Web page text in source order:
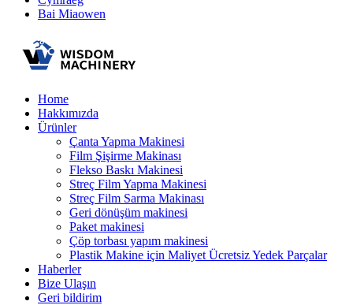
Bai Miaowen
Home
Hakkımızda
Ürünler
Çanta Yapma Makinesi
Film Şişirme Makinası
Flekso Baskı Makinesi
Streç Film Yapma Makinesi
Streç Film Sarma Makinası
Geri dönüşüm makinesi
Paket makinesi
Çöp torbası yapım makinesi
Plastik Makine için Maliyet Ücretsiz Yedek Parçalar
Haberler
Bize Ulaşın
Geri bildirim